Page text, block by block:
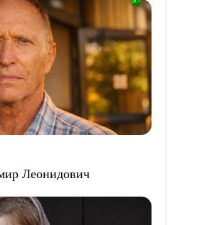
Леонидович